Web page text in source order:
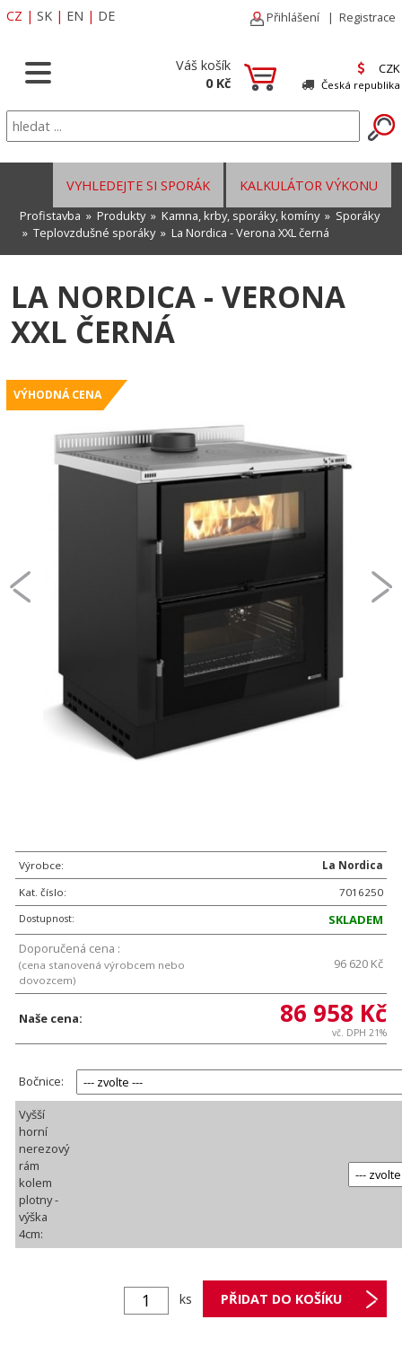
CZ | SK | EN | DE Přihlášení | Registrace
Váš košík
0 Kč
CZK
Česká republika
KALKULÁTOR VÝKONU
VYHLEDEJTE SI SPORÁK
Profistavba » Produkty» Kamna, krby, sporáky, komíny» Sporáky
» Teplovzdušné sporáky» La Nordica - Verona XXL černá
LA NORDICA - VERONA
XXL ČERNÁ
VÝHODNÁ CENA
Výrobce:
La Nordica
Kat. číslo:
7016250
Dostupnost:
SKLADEM
Doporučená cena :
(cena stanovená výrobcem nebo
dovozcem)
96 620 Kč
Naše cena: 86 958 Kč
vč. DPH 21%
Bočnice:
Vyšší
horní
nerezový
rám
kolem
plotny -
výška
4cm:
ks